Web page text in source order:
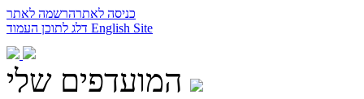
כניסה לאתרהרשמה לאתר
English Site
המועדפים שלי